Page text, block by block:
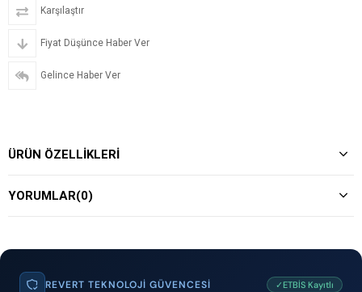
Karşılaştır
Fiyat Düşünce Haber Ver
Gelince Haber Ver
ÜRÜN ÖZELLIKLERI
YORUMLAR(0)
REVERT TEKNOLOJI GÜVENCESI ✓ETBİS Kayıtlı